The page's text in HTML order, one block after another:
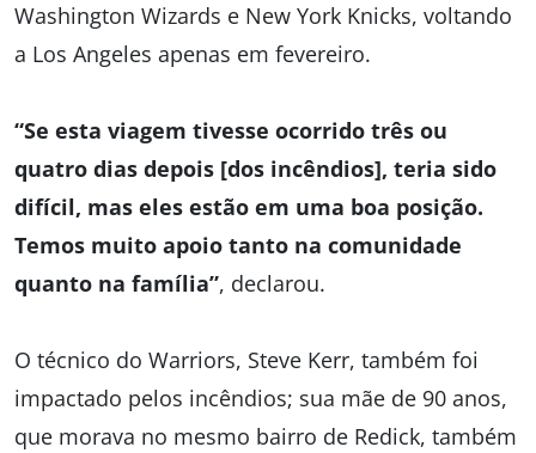
Washington Wizards e New York Knicks, voltando
a Los Angeles apenas em fevereiro.
“Se esta viagem tivesse ocorrido três ou
quatro dias depois [dos incêndios], teria sido
difícil, mas eles estão em uma boa posição.
Temos muito apoio tanto na comunidade
quanto na família”, declarou.
O técnico do Warriors, Steve Kerr, também foi
impactado pelos incêndios; sua mãe de 90 anos,
que morava no mesmo bairro de Redick, também